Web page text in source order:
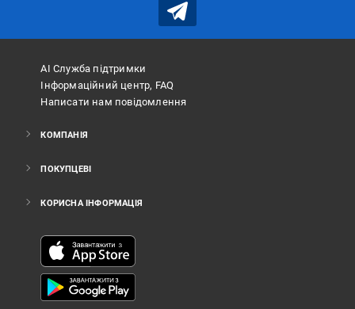
АІ Служба підтримки
Інформаційний центр, FAQ
Написати нам повідомлення
КОМПАНІЯ
ПОКУПЦЕВІ
КОРИСНА ІНФОРМАЦІЯ